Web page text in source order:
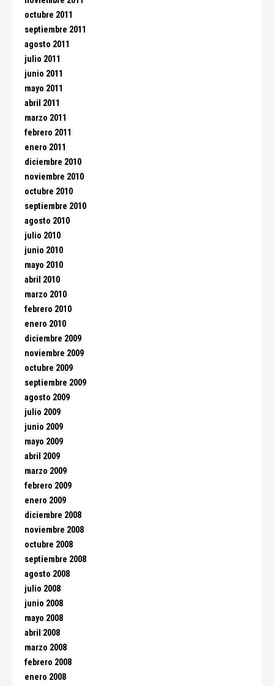
octubre 2011
septiembre 2011
agosto 2011
julio 2011
junio 2011
mayo 2011
abril 2011
marzo 2011
febrero 2011
enero 2011
diciembre 2010
noviembre 2010
octubre 2010
septiembre 2010
agosto 2010
julio 2010
junio 2010
mayo 2010
abril 2010
marzo 2010
febrero 2010
enero 2010
diciembre 2009
noviembre 2009
octubre 2009
septiembre 2009
agosto 2009
julio 2009
junio 2009
mayo 2009
abril 2009
marzo 2009
febrero 2009
enero 2009
diciembre 2008
noviembre 2008
octubre 2008
septiembre 2008
agosto 2008
julio 2008
junio 2008
mayo 2008
abril 2008
marzo 2008
febrero 2008
enero 2008